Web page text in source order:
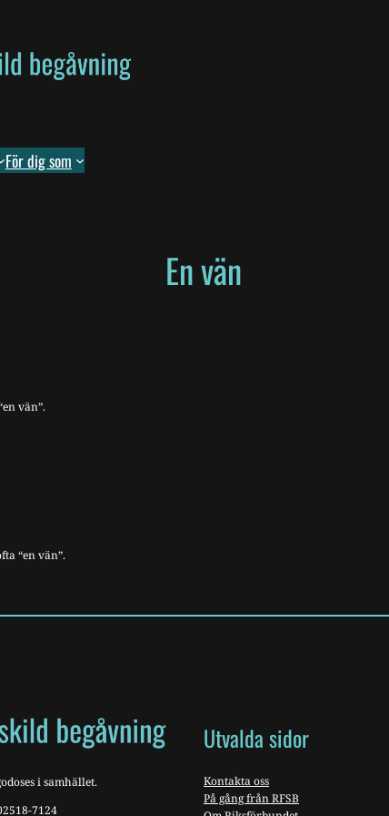
För dig som
En vän
vän”.
“en vän”.
i samhället.
7124
Utvalda sidor
Kontakta oss
På gång från RFSB